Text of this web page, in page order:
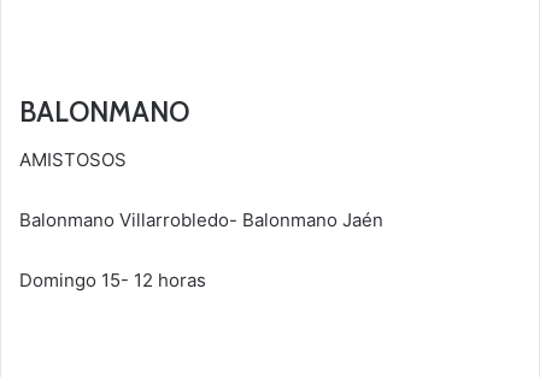
BALONMANO
AMISTOSOS
Balonmano Villarrobledo- Balonmano Jaén
Domingo 15- 12 horas